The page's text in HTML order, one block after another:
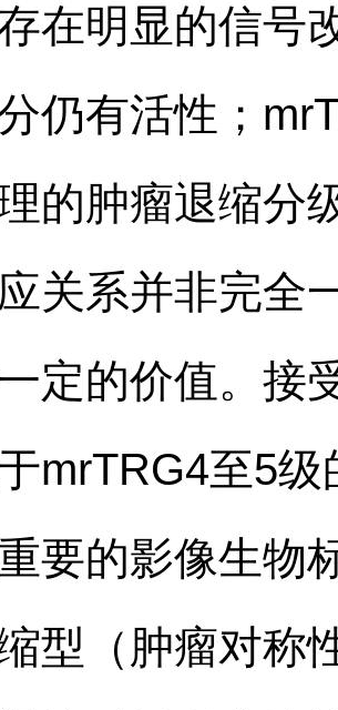
在明显的信号
仍有活性；
的肿瘤退缩分
关系并非完全
定的价值。接
mrTRG4至5
要的影像生物
型（肿瘤对称